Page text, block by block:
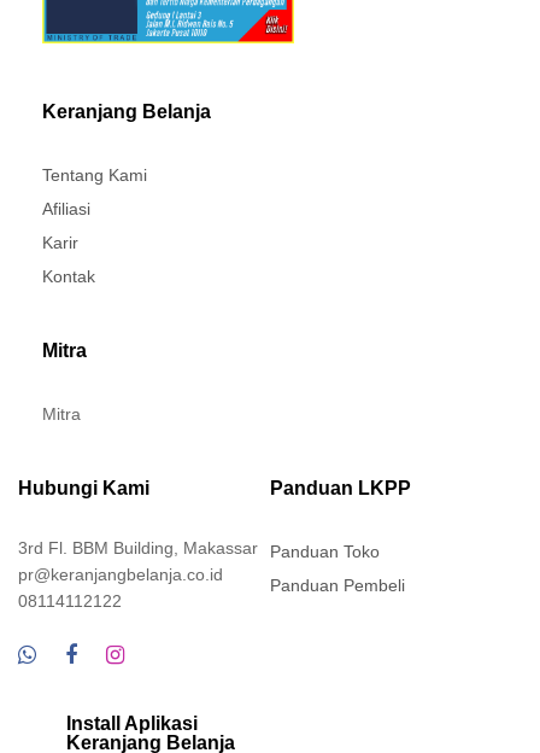
Keranjang Belanja
Tentang Kami
Afiliasi
Karir
Kontak
Mitra
Mitra
Hubungi Kami
3rd Fl. BBM Building, Makassar
pr@keranjangbelanja.co.id
08114112122
Panduan LKPP
Panduan Toko
Panduan Pembeli
Install Aplikasi
Keranjang Belanja